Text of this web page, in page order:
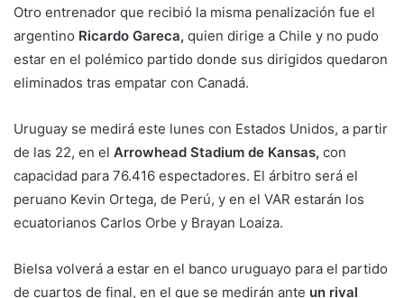
Otro entrenador que recibió la misma penalización fue el
argentino Ricardo Gareca, quien dirige a Chile y no pudo
estar en el polémico partido donde sus dirigidos quedaron
eliminados tras empatar con Canadá.
Uruguay se medirá este lunes con Estados Unidos, a partir
de las 22, en el Arrowhead Stadium de Kansas, con
capacidad para 76.416 espectadores. El árbitro será el
peruano Kevin Ortega, de Perú, y en el VAR estarán los
ecuatorianos Carlos Orbe y Brayan Loaiza.
Bielsa volverá a estar en el banco uruguayo para el partido
de cuartos de final, en el que se medirán ante un rival